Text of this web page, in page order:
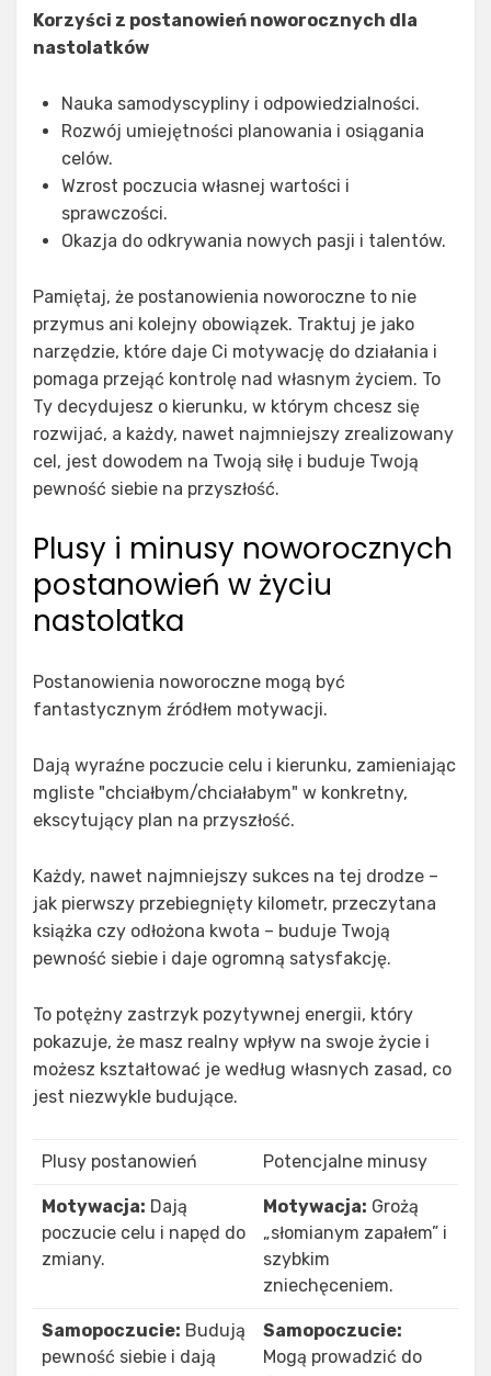
Korzyści z postanowień noworocznych dla
nastolatków
Nauka samodyscypliny i odpowiedzialności.
Rozwój umiejętności planowania i osiągania
celów.
Wzrost poczucia własnej wartości i
sprawczości.
Okazja do odkrywania nowych pasji i talentów.
Pamiętaj, że postanowienia noworoczne to nie
przymus ani kolejny obowiązek. Traktuj je jako
narzędzie, które daje Ci motywację do działania i
pomaga przejąć kontrolę nad własnym życiem. To
Ty decydujesz o kierunku, w którym chcesz się
rozwijać, a każdy, nawet najmniejszy zrealizowany
cel, jest dowodem na Twoją siłę i buduje Twoją
pewność siebie na przyszłość.
Plusy i minusy noworocznych
postanowień w życiu
nastolatka
Postanowienia noworoczne mogą być
fantastycznym źródłem motywacji.
Dają wyraźne poczucie celu i kierunku, zamieniając
mgliste "chciałbym/chciałabym" w konkretny,
ekscytujący plan na przyszłość.
Każdy, nawet najmniejszy sukces na tej drodze –
jak pierwszy przebiegnięty kilometr, przeczytana
książka czy odłożona kwota – buduje Twoją
pewność siebie i daje ogromną satysfakcję.
To potężny zastrzyk pozytywnej energii, który
pokazuje, że masz realny wpływ na swoje życie i
możesz kształtować je według własnych zasad, co
jest niezwykle budujące.
Plusy postanowień Potencjalne minusy
Motywacja: Dają
poczucie celu i napęd do
zmiany.
Motywacja: Grożą
„słomianym zapałem” i
szybkim
zniechęceniem.
Samopoczucie: Budują
pewność siebie i dają
Samopoczucie:
Mogą prowadzić do